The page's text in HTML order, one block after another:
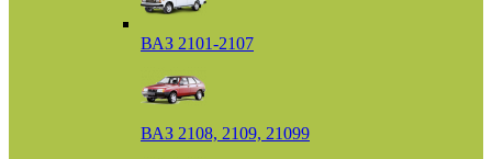
ВАЗ 2101-2107
ВАЗ 2108, 2109, 21099